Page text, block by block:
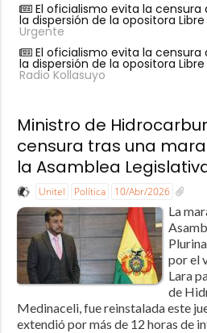
El oficialismo evita la
la dispersión de la opositora
Urgente
El oficialismo evita la
la dispersión de la opositora
Radio Kollasuyo
Ministro de
censura tras una
la Asamblea
Unitel Política 10/Abr/2026
La
por el
Lara
de
Medinaceli, fue reinstalada este
extendió por más de 12 horas de